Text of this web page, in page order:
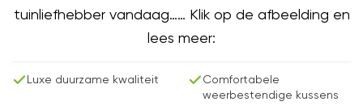
tuinliefhebber vandaag…… Klik op de afbeelding en
lees meer:
Luxe duurzame kwaliteit
Comfortabele
weerbestendige kussens